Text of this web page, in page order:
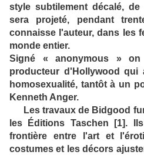
style subtilement décalé,
sera projeté, pendant
connaisse l'auteur, dans les
monde entier.
Signé « anonymous »
producteur d'Hollywood qui
homosexualité, tantôt à un
Kenneth Anger.
Les travaux de Bidgood
les Éditions Taschen [1].
frontière entre l'art et
costumes et les décors